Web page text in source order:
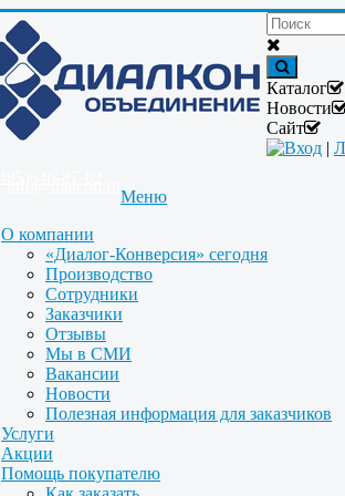
Каталог
Новости
Сайт
Вход |
Меню
О компании
«Диалог-Конверсия» сегодня
Производство
Сотрудники
Заказчики
Отзывы
Мы в СМИ
Вакансии
Новости
Полезная информация для заказчиков
Услуги
Акции
Помощь покупателю